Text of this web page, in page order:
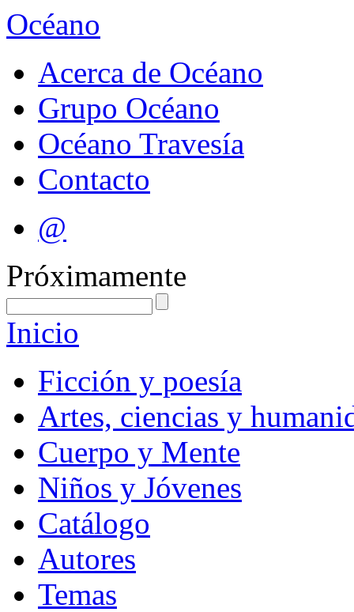
Océano
Acerca de Océano
Grupo Océano
Océano Travesía
Contacto
@
Próximamente
Inicio
Ficción y poesía
Artes, ciencias y
Cuerpo y Mente
Niños y Jóvenes
Catálogo
Autores
Temas